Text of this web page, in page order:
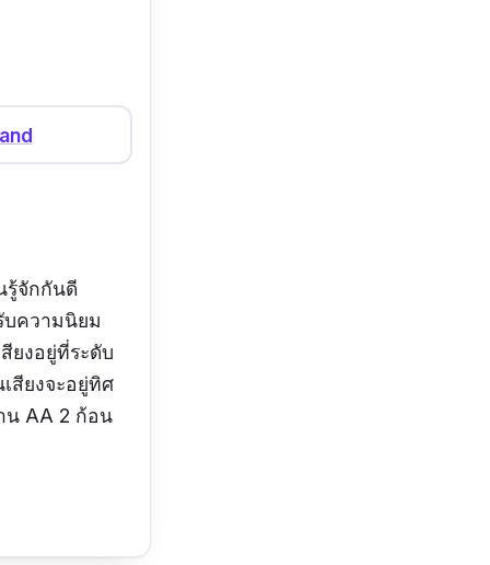
รู้จักกันดี
บความนิยม
ยงอยู่ที่ระดับ
สียงจะอยู่ทิศ
น AA 2 ก้อน